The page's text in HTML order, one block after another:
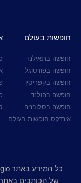
חופשות בעולם
חופשה בתאילנד
חופשה בפורטוגל
חופשה בקפריסין
חופשה בהולנד
חופשה בסלובניה
אינדקס חופשות בעולם
של הכותבים